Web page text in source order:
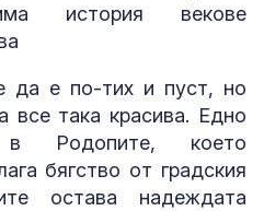
история векове
да е по-тих и пуст, но
все така красива. Едно
Родопите, което
бягство от градския
остава надеждата